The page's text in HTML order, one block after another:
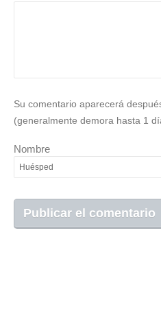
Su comentario aparecerá
(generalmente demora hasta 1
Nombre